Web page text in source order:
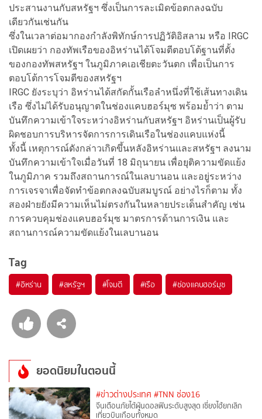
ประสานงานกับสหรัฐฯ ซึ่งเป็นการละเมิดข้อตกลงฉบับ
เดียวกันเช่นกัน
ซึ่งในเวลาต่อมากองกำลังพิทักษ์การปฏิวัติอิสลาม หรือ IRGC
เปิดเผยว่า กองทัพเรือของอิหร่านได้โจมตีตอบโต้ฐานที่ตั้ง
ของกองทัพสหรัฐฯ ในภูมิภาคเอเชียตะวันตก เพื่อเป็นการ
ตอบโต้การโจมตีของสหรัฐฯ
IRGC ยังระบุว่า อิหร่านได้สกัดกั้นเรือลำหนึ่งที่ใช้เส้นทางเดิน
เรือ ซึ่งไม่ได้รับอนุญาตในช่องแคบฮอร์มุซ พร้อมย้ำว่า ตาม
บันทึกความเข้าใจระหว่างอิหร่านกับสหรัฐฯ อิหร่านเป็นผู้รับ
ผิดชอบการบริหารจัดการการเดินเรือในช่องแคบแห่งนี้
ทั้งนี้ เหตุการณ์ดังกล่าวเกิดขึ้นหลังอิหร่านและสหรัฐฯ ลงนาม
บันทึกความเข้าใจเมื่อวันที่ 18 มิถุนายน เพื่อยุติความขัดแย้ง
ในภูมิภาค รวมถึงสถานการณ์ในเลบานอน และอยู่ระหว่าง
การเจรจาเพื่อจัดทำข้อตกลงฉบับสมบูรณ์ อย่างไรก็ตาม ทั้ง
สองฝ่ายยังมีความเห็นไม่ตรงกันในหลายประเด็นสำคัญ เช่น
การควบคุมช่องแคบฮอร์มุซ มาตรการด้านการเงิน และ
สถานการณ์ความขัดแย้งในเลบานอน
Tag
#อิหร่าน #สหรัฐฯ #โจมตี #เรือ #ช่องแคบฮอร์มุซ
ยอดนิยมในตอนนี้
#ข่าวต่างประเทศ #TNN ช่อง16
จีนเตือนภัยไต้ฝุ่นดอลฟินระดับสูงสุด เซี่ยงไฮ้ยกเลิก
เที่ยวบินเกือบทั้งหมด